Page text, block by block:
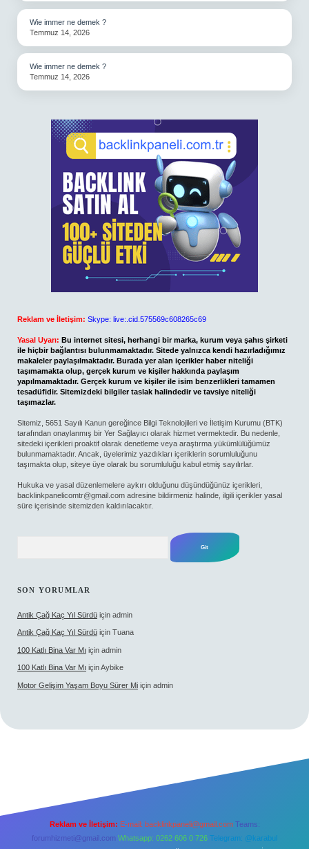
Wie immer ne demek ?
Temmuz 14, 2026
Wie immer ne demek ?
Temmuz 14, 2026
Reklam ve İletişim: Skype: live:.cid.575569c608265c69
Yasal Uyarı: Bu internet sitesi, herhangi bir marka, kurum veya şahıs şirketi
ile hiçbir bağlantısı bulunmamaktadır. Sitede yalnızca kendi hazırladığımız
makaleler paylaşılmaktadır. Burada yer alan içerikler haber niteliği
taşımamakta olup, gerçek kurum ve kişiler hakkında paylaşım
yapılmamaktadır. Gerçek kurum ve kişiler ile isim benzerlikleri tamamen
tesadüfidir. Sitemizdeki bilgiler taslak halindedir ve tavsiye niteliği
taşımazlar.
Sitemiz, 5651 Sayılı Kanun gereğince Bilgi Teknolojileri ve İletişim Kurumu (BTK)
tarafından onaylanmış bir Yer Sağlayıcı olarak hizmet vermektedir. Bu nedenle,
sitedeki içerikleri proaktif olarak denetleme veya araştırma yükümlülüğümüz
bulunmamaktadır. Ancak, üyelerimiz yazdıkları içeriklerin sorumluluğunu
taşımakta olup, siteye üye olarak bu sorumluluğu kabul etmiş sayılırlar.
Hukuka ve yasal düzenlemelere aykırı olduğunu düşündüğünüz içerikleri,
backlinkpanelicomtr@gmail.com adresine bildirmeniz halinde, ilgili içerikler yasal
süre içerisinde sitemizden kaldırılacaktır.
SON YORUMLAR
Antik Çağ Kaç Yıl Sürdü için admin
Antik Çağ Kaç Yıl Sürdü için Tuana
100 Katlı Bina Var Mı için admin
100 Katlı Bina Var Mı içinAybike
Motor Gelişim Yaşam Boyu Sürer Mi için admin
Reklam ve İletişim: E-mail: backlinkpaneli@gmail.com Teams:
forumhizmeti@gmail.com Whatsapp: 0262 606 0 726 Telegram: @karabul